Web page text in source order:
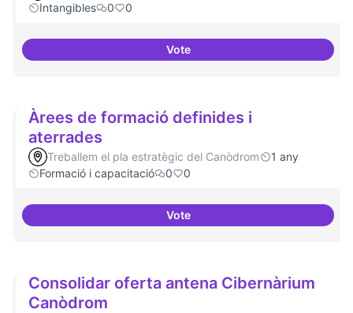
Intangibles
0 0
VotePunt de defensa de Drets
Àrees de formació definides i
aterrades
Treballem el pla estratègic del Canòdrom
1 any
Formació i capacitació
0 0
VoteÀrees de formació definides i
Consolidar oferta antena Cibernàrium
Canòdrom